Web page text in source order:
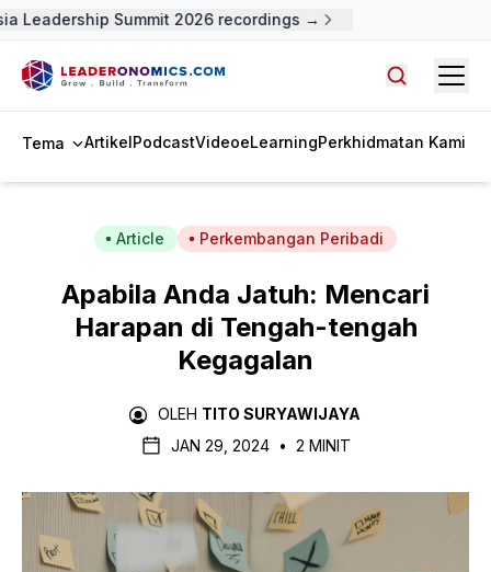
Leadership Summit 2026 recordings →
Tema ArtikelPodcastVideoeLearningPerkhidmatan Kami
Article Perkembangan Peribadi
Apabila Anda Jatuh: Mencari
Harapan di Tengah-tengah
Kegagalan
OLEH TITO SURYAWIJAYA
JAN 29, 2024 • 2 MINIT